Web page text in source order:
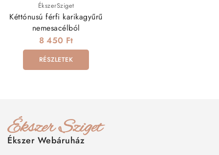
ÉkszerSziget
Kéttónusú férfi karikagyűrű
nemesacélból
8 450 Ft
RÉSZLETEK
Ékszer Webáruház